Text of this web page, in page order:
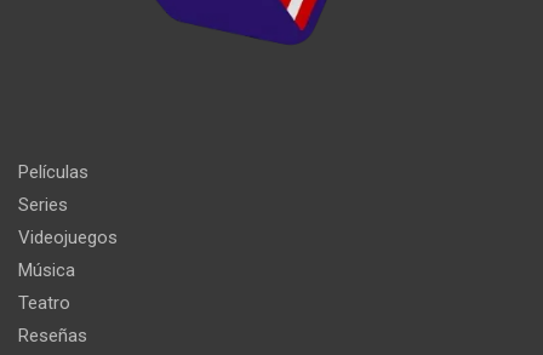
Películas
Series
Videojuegos
Música
Teatro
Reseñas